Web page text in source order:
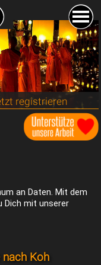
registrieren
an Daten. Mit dem
Dich mit unserer
nach Koh